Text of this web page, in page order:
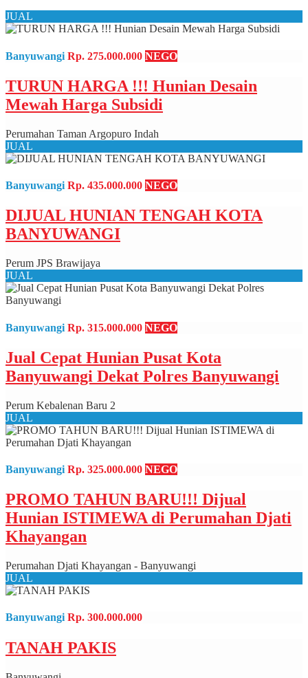
JUAL
Banyuwangi Rp. 275.000.000 NEGO
TURUN HARGA !!! Hunian Desain
Mewah Harga Subsidi
Perumahan Taman Argopuro Indah
JUAL
Banyuwangi Rp. 435.000.000 NEGO
DIJUAL HUNIAN TENGAH KOTA
BANYUWANGI
Perum JPS Brawijaya
JUAL
Banyuwangi Rp. 315.000.000 NEGO
Jual Cepat Hunian Pusat Kota
Banyuwangi Dekat Polres Banyuwangi
Perum Kebalenan Baru 2
JUAL
Banyuwangi Rp. 325.000.000 NEGO
PROMO TAHUN BARU!!! Dijual
Hunian ISTIMEWA di Perumahan Djati
Khayangan
Perumahan Djati Khayangan - Banyuwangi
JUAL
BanyuwangiRp. 300.000.000
TANAH PAKIS